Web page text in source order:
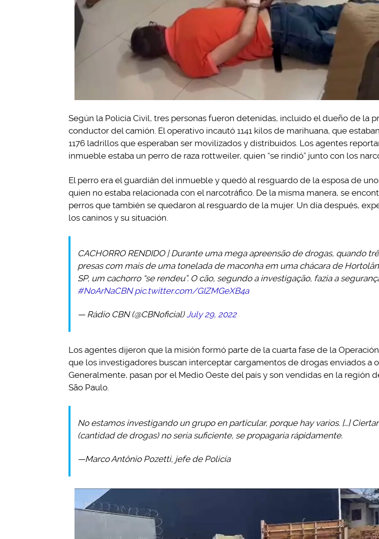
Según la Policía Civil, tres personas fueron detenidas, incluido el dueño de la
conductor del camión. El operativo incautó 1141 kilos de marihuana, que
1176 ladrillos que esperaban ser movilizados y distribuidos. Los agentes
inmueble estaba un perro de raza rottweiler, quien “se rindió” junto con los
El perro era el guardián del inmueble y quedó al resguardo de la esposa de
quien no estaba relacionada con el narcotráfico. De la misma manera, se
perros que también se quedaron al resguardo de la mujer. Un día después,
los caninos y su situación.
CACHORRO RENDIDO | Durante uma mega apreensão de drogas, quando
presas com mais de uma tonelada de maconha em uma chácara de
SP, um cachorro “se rendeu”. O cão, segundo a investigação, fazia a
#NoArNaCBN pic.twitter.com/GIZMGeXB4a
— Rádio CBN (@CBNoficial)July 29, 2022
Los agentes dijeron que la misión formó parte de la cuarta fase de la
que los investigadores buscan interceptar cargamentos de drogas enviados a
Generalmente, pasan por el Medio Oeste del país y son vendidas en la región
São Paulo.
No estamos investigando un grupo en particular, porque hay varios. […]
(cantidad de drogas) no sería suficiente, se propagaría rápidamente.
—Marco Antônio Pozetti, jefe de Policía